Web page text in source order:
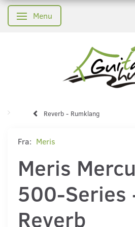
Skifte navigation
Menu
Reverb - Rumklang
Fra: Meris
Meris
500-Series
Reverb